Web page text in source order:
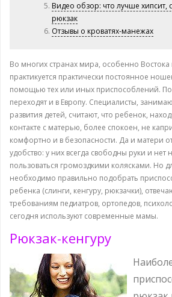
Видео обзор: что лучше хипсит,
рюкзак
Отзывы о кроватях-манежах
Во многих странах мира, особенно
практикуется практически постоянное
помощью тех или иных приспособлений.
переходят и в Европу. Специалисты,
развития детей, считают, что ребенок,
контакте с матерью, более спокоен, не
комфортно и в безопасности. Да и матери
удобство: у них всегда свободны руки и нет
пользоваться громоздкими колясками. Но
необходимо правильно подобрать
ребенка (слинги, кенгуру, рюкзачки),
требованиям педиатров, ортопедов,
сегодня используют современные мамы.
Рюкзак-кенгуру